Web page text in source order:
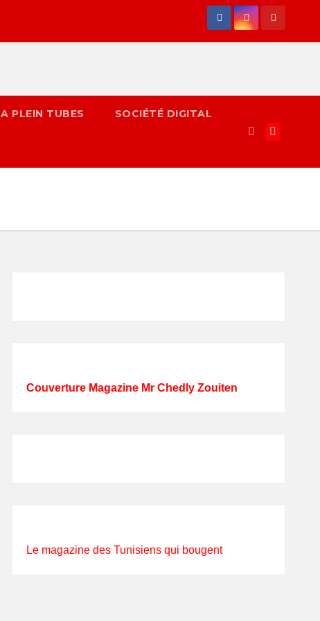
A PLEIN TUBES SOCIÉTÉ DIGITAL
Couverture Magazine Mr Chedly Zouiten
Le magazine des Tunisiens qui bougent